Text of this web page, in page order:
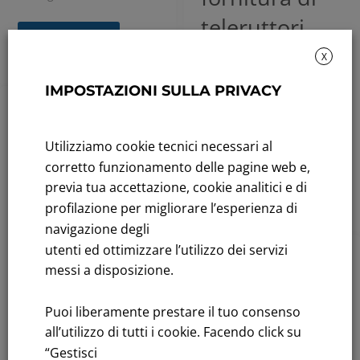
teleruttori
per argani a
motore
Luglio 18, 2023
Leggi tutto
Avviso di
indagine di
mercato ai
sensi dell’art.
lett. b)
Avviso di
X
IMPOSTAZIONI SULLA PRIVACY
Utilizziamo cookie tecnici necessari al
corretto funzionamento delle pagine web e,
previa tua accettazione, cookie analitici e di
profilazione per migliorare l’esperienza di
navigazione degli
utenti ed ottimizzare l’utilizzo dei servizi
messi a disposizione.
Puoi liberamente prestare il tuo consenso
all’utilizzo di tutti i cookie. Facendo click su
“Gestisci